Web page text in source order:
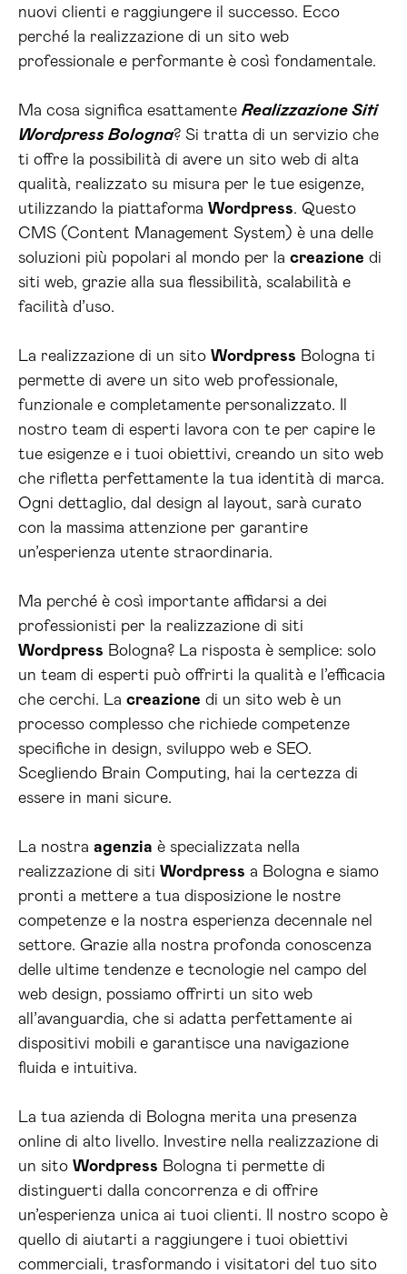
nuovi clienti e raggiungere il successo. Ecco
perché la realizzazione di un sito web
professionale e performante è così fondamentale.
Ma cosa significa esattamente Realizzazione Siti
Wordpress Bologna? Si tratta di un servizio che
ti offre la possibilità di avere un sito web di alta
qualità, realizzato su misura per le tue esigenze,
utilizzando la piattaforma Wordpress. Questo
CMS (Content Management System) è una delle
soluzioni più popolari al mondo per la creazione di
siti web, grazie alla sua flessibilità, scalabilità e
facilità d’uso.
La realizzazione di un sito Wordpress Bologna ti
permette di avere un sito web professionale,
funzionale e completamente personalizzato. Il
nostro team di esperti lavora con te per capire le
tue esigenze e i tuoi obiettivi, creando un sito web
che rifletta perfettamente la tua identità di marca.
Ogni dettaglio, dal design al layout, sarà curato
con la massima attenzione per garantire
un’esperienza utente straordinaria.
Ma perché è così importante affidarsi a dei
professionisti per la realizzazione di siti
Wordpress Bologna? La risposta è semplice: solo
un team di esperti può offrirti la qualità e l’efficacia
che cerchi. La creazione di un sito web è un
processo complesso che richiede competenze
specifiche in design, sviluppo web e SEO.
Scegliendo Brain Computing, hai la certezza di
essere in mani sicure.
La nostra agenzia è specializzata nella
realizzazione di siti Wordpress a Bologna e siamo
pronti a mettere a tua disposizione le nostre
competenze e la nostra esperienza decennale nel
settore. Grazie alla nostra profonda conoscenza
delle ultime tendenze e tecnologie nel campo del
web design, possiamo offrirti un sito web
all’avanguardia, che si adatta perfettamente ai
dispositivi mobili e garantisce una navigazione
fluida e intuitiva.
La tua azienda di Bologna merita una presenza
online di alto livello. Investire nella realizzazione di
un sito Wordpress Bologna ti permette di
distinguerti dalla concorrenza e di offrire
un’esperienza unica ai tuoi clienti. Il nostro scopo è
quello di aiutarti a raggiungere i tuoi obiettivi
commerciali, trasformando i visitatori del tuo sito